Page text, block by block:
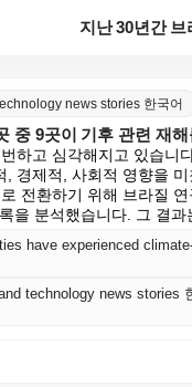
news stories 한국어
중 9곳이 기후 관련 재
하고 심각해지고 있습니
, 경제적, 사회적 영향을
전환하기 위해 브라질
을 분석했습니다. 그 결
have experienced
technology news stories